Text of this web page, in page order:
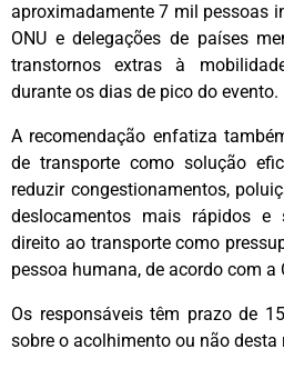
aproximadamente 7 mil pessoas
ONU e delegações de países
transtornos extras à
durante os dias de pico do evento.
A recomendação enfatiza
de transporte como solução
reduzir congestionamentos,
deslocamentos mais rápidos
direito ao transporte como
pessoa humana, de acordo com a
Os responsáveis têm prazo de
sobre o acolhimento ou não desta